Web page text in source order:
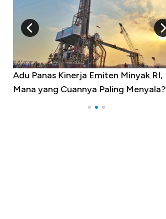
10 Provinsi dengan Tingkat
Pengangguran Tertinggi, Ada Jakarta